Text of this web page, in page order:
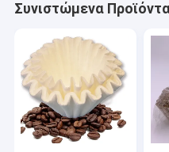
Συνιστώμενα